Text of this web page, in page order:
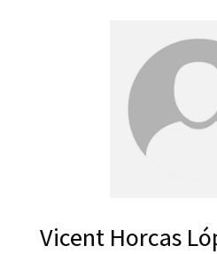
Vicent Horcas